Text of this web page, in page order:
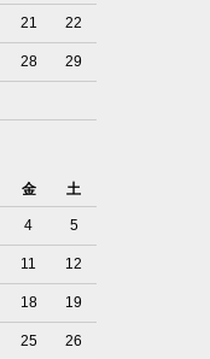
21 22
28 29
金 土
4 5
11 12
18 19
25 26